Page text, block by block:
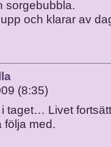
sorgebubbla.
och klarar av
(8:35)
taget… Livet
följa med.